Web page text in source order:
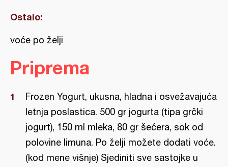
Ostalo:
voće po želji
Priprema
Frozen Yogurt, ukusna, hladna i osvežavajuća
letnja poslastica. 500 gr jogurta (tipa grčki
jogurt), 150 ml mleka, 80 gr šećera, sok od
polovine limuna. Po želji možete dodati voće.
(kod mene višnje) Sjediniti sve sastojke u